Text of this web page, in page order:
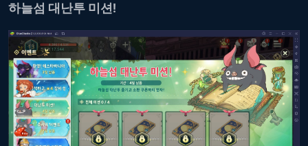
하늘섬 대난투 미션!